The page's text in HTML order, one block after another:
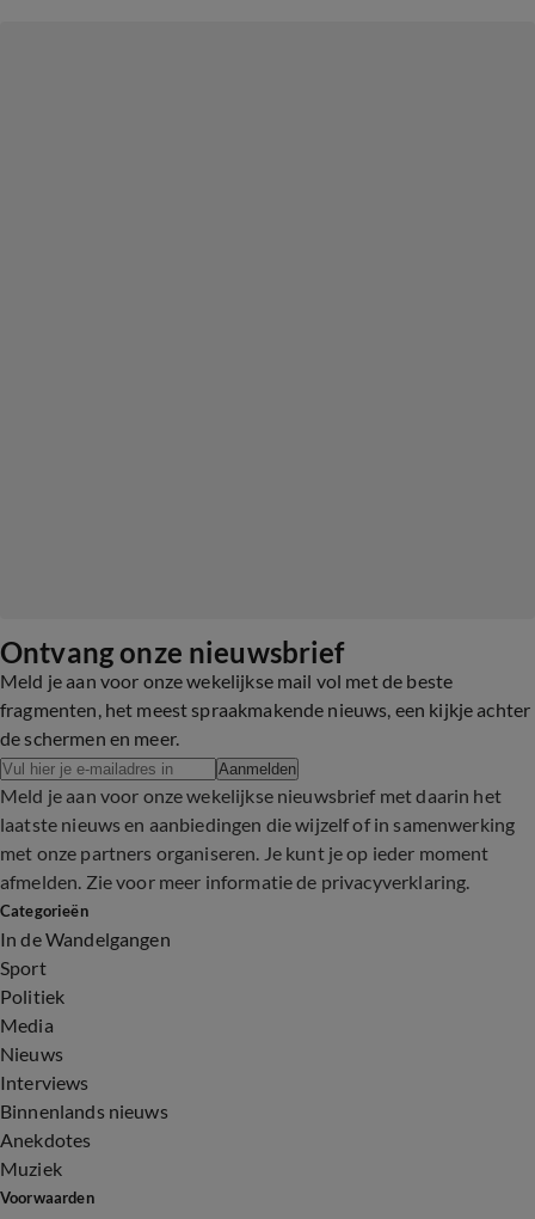
Ontvang onze nieuwsbrief
Meld je aan voor onze wekelijkse mail vol met de beste
fragmenten, het meest spraakmakende nieuws, een kijkje achter
de schermen en meer.
Aanmelden
Meld je aan voor onze wekelijkse nieuwsbrief met daarin het
laatste nieuws en aanbiedingen die wijzelf of in samenwerking
met onze partners organiseren. Je kunt je op ieder moment
afmelden. Zie voor meer informatie de privacyverklaring.
Categorieën
In de Wandelgangen
Sport
Politiek
Media
Nieuws
Interviews
Binnenlands nieuws
Anekdotes
Muziek
Voorwaarden